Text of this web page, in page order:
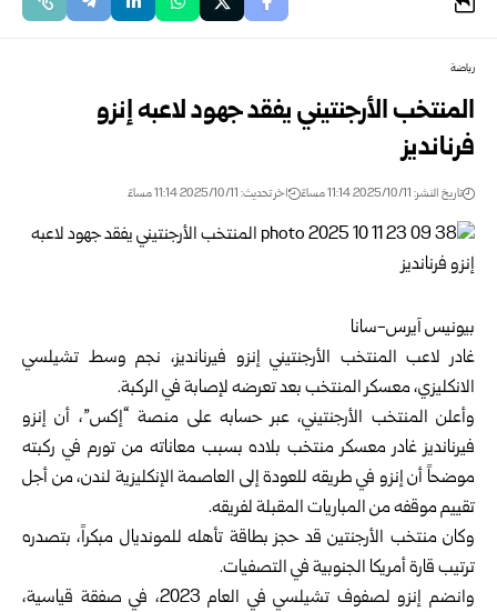
رياضة
المنتخب الأرجنتيني يفقد جهود لاعبه إنزو
فرنانديز
تاريخ النشر: 2025/10/11 11:14 مساءً اخر تحديث: 2025/10/11 11:14 مساءً
بيونيس آيرس-سانا
غادر لاعب المنتخب الأرجنتيني إنزو فيرنانديز، نجم وسط تشيلسي
الانكليزي، معسكر المنتخب بعد تعرضه لإصابة في الركبة.
وأعلن المنتخب الأرجنتيني، عبر حسابه على منصة “إكس”، أن إنزو
فيرنانديز غادر معسكر منتخب بلاده بسبب معاناته من تورم في ركبته
موضحاً أن إنزو في طريقه للعودة إلى العاصمة الإنكليزية لندن، من أجل
تقييم موقفه من المباريات المقبلة لفريقه.
وكان منتخب الأرجنتين قد حجز بطاقة تأهله للمونديال مبكراً، بتصدره
ترتيب قارة أمريكا الجنوبية في التصفيات.
وانضم إنزو لصفوف تشيلسي في العام 2023، في صفقة قياسية،